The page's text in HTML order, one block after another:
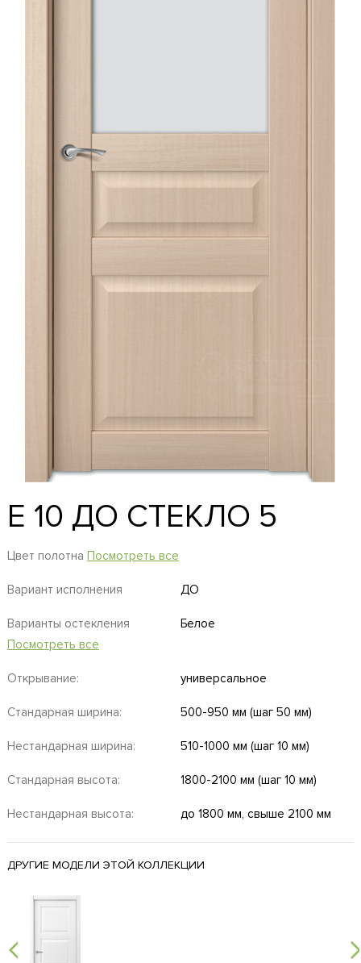
E 10 ДО СТЕКЛО 5
Цвет полотна Посмотреть все
Вариант исполнения ДО
Варианты остекления
Посмотреть все
Белое
Открывание: универсальное
Стандарная ширина: 500-950 мм (шаг 50 мм)
Нестандарная ширина: 510-1000 мм (шаг 10 мм)
Стандарная высота: 1800-2100 мм (шаг 10 мм)
Нестандарная высота: до 1800 мм, свыше 2100 мм
ДРУГИЕ МОДЕЛИ ЭТОЙ КОЛЛЕКЦИИ